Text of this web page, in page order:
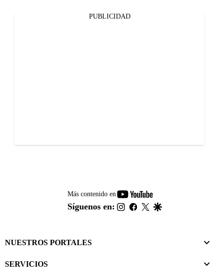
PUBLICIDAD
Más contenido en
youtube-
footer
Síguenos en: instagram
facebook
twitter
NUESTROS PORTALES
SERVICIOS